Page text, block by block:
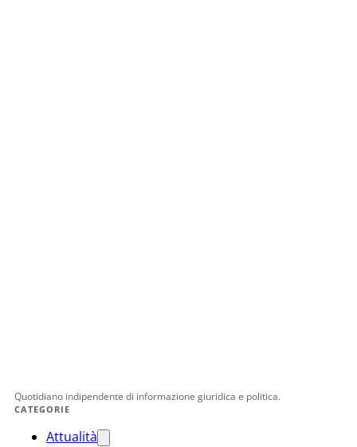
Quotidiano indipendente di informazione giuridica e politica.
CATEGORIE
Attualità